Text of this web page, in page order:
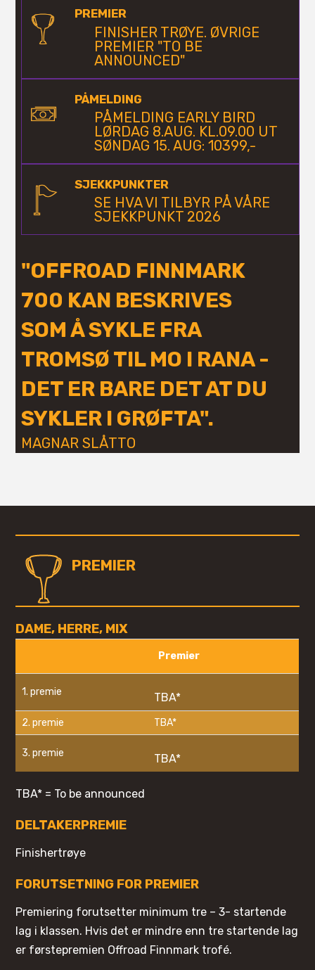
PREMIER
FINISHER TRØYE. ØVRIGE
PREMIER "TO BE
ANNOUNCED"
PÅMELDING
PÅMELDING EARLY BIRD
LØRDAG 8.AUG. KL.09.00 UT
SØNDAG 15. AUG: 10399,-
SJEKKPUNKTER
SE HVA VI TILBYR PÅ VÅRE
SJEKKPUNKT 2026
"OFFROAD FINNMARK
700 KAN BESKRIVES
SOM Å SYKLE FRA
TROMSØ TIL MO I RANA -
DET ER BARE DET AT DU
SYKLER I GRØFTA".
MAGNAR SLÅTTO
PREMIER
DAME, HERRE, MIX
Premier
1. premie TBA*
2. premie TBA*
3. premie TBA*
TBA* = To be announced
DELTAKERPREMIE
Finishertrøye
FORUTSETNING FOR PREMIER
Premiering forutsetter minimum tre – 3- startende
lag i klassen. Hvis det er mindre enn tre startende lag
er førstepremien Offroad Finnmark trofé.